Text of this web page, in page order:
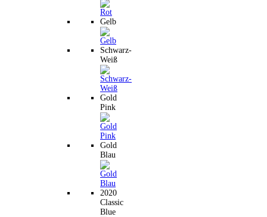
Gelb
Schwarz-
Weiß
Gold
Pink
Gold
Blau
2020
Classic
Blue